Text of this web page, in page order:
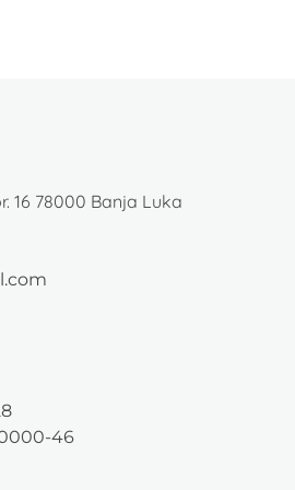
16 78000 Banja Luka
46